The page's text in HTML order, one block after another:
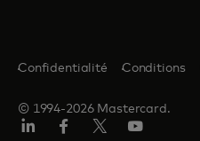
© 1994-2026 Mastercard.
Confidentialité Conditions